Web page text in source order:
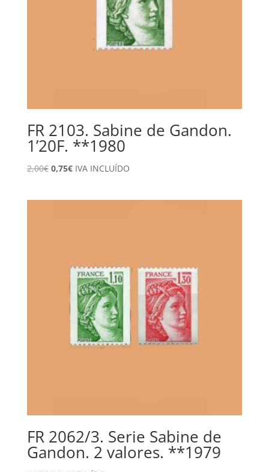
FR 2103. Sabine de Gandon.
1’20F. **1980
2,00€ El
0,75€ElIVA INCLUÍDO
FR 2062/3. Serie Sabine de
Gandon. 2 valores. **1979